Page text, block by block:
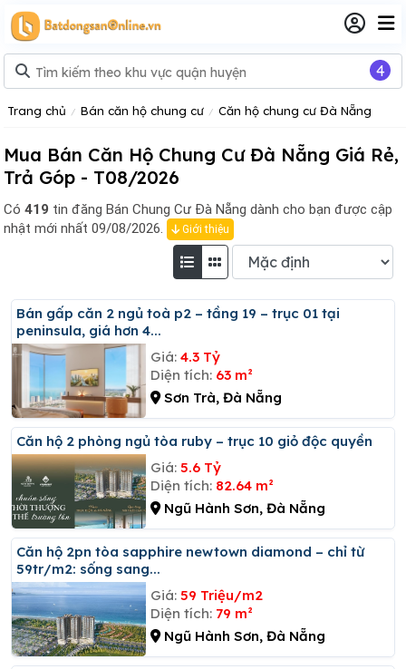
Trang chủ Bán căn hộ chung cư Căn hộ chung cư Đà Nẵng
Mua Bán Căn Hộ Chung Cư Đà Nẵng Giá Rẻ,
Trả Góp - T08/2026
Có 419 tin đăng Bán Chung Cư Đà Nẵng dành cho bạn được cập
nhật mới nhất 09/08/2026.
Giới thiệu
Bán gấp căn 2 ngủ toà p2 – tầng 19 – trục 01 tại
peninsula, giá hơn 4...
Giá: 4.3 Tỷ
Diện tích: 63 m²
Sơn Trà, Đà Nẵng
Căn hộ 2 phòng ngủ tòa ruby – trục 10 giỏ độc quyền
Giá: 5.6 Tỷ
Diện tích: 82.64 m²
Ngũ Hành Sơn, Đà Nẵng
Căn hộ 2pn tòa sapphire newtown diamond – chỉ từ
59tr/m2: sống sang...
Giá: 59 Triệu/m2
Diện tích: 79 m²
Ngũ Hành Sơn, Đà Nẵng
4